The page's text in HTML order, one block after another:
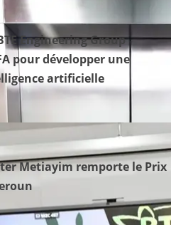
Engineering Group
pour développer une
artificielle
Metiayim remporte le Prix